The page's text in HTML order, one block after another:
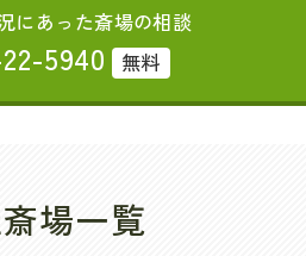
にあった斎場の相談
5940 無料
場一覧